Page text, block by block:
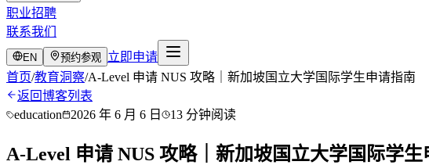
职业招聘
联系我们
EN 预约参观 立即申请
首页/教育洞察/A-Level 申请 NUS 攻略｜新加坡国立大学国际学生申请指南
返回博客列表
education
2026 年 6 月 6 日 13 分钟阅读
A-Level 申请 NUS 攻略｜新加坡国立大学国际学生